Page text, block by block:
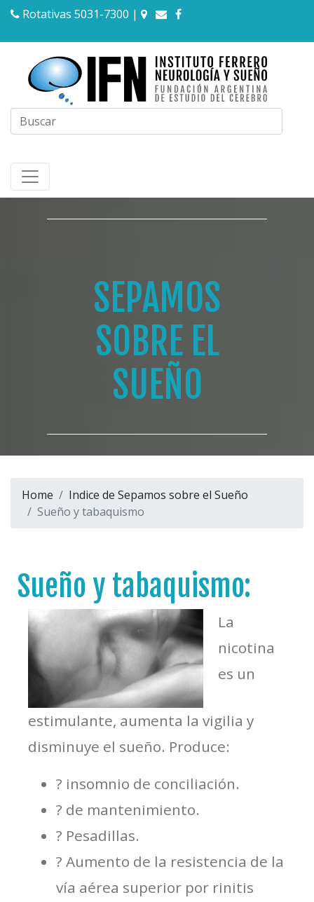
Rotativas 5031-7300 |
SEPAMOS
SOBRE EL
SUEÑO
Home
Indice de Sepamos sobre el Sueño
Sueño y tabaquismo
Sueño y tabaquismo:
La
nicotina
es un
estimulante, aumenta la vigilia y
disminuye el sueño. Produce:
? insomnio de conciliación.
? de mantenimiento.
? Pesadillas.
? Aumento de la resistencia de la
vía aérea superior por rinitis